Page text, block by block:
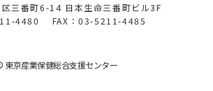
三番町6-14 日本生命三番町ビル3F
4480 FAX：03-5211-4485
東京産業保健総合支援センター